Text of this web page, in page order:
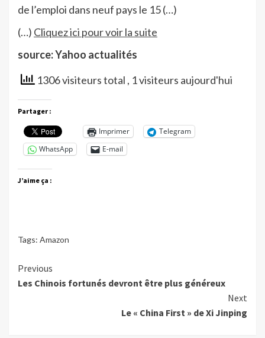
de l’emploi dans neuf pays le 15 (…)
(…) Cliquez ici pour voir la suite
source: Yahoo actualités
1306 visiteurs total , 1 visiteurs aujourd'hui
Partager :
Imprimer
Telegram
WhatsApp
E-mail
J’aime ça :
Tags: Amazon
Continue
Reading
Previous
Les Chinois fortunés devront être plus généreux
Next
Le « China First » de Xi Jinping